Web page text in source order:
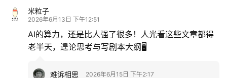
米粒子
2026年6月13日 下午12:51
AI的算力，还是比人强了很多！人光看这些文章都得
老半天，遑论思考与写剧本大纲🖥️
难诉相思 2026年6月15日 下午2:17